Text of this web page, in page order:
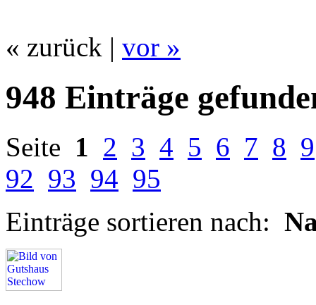
« zurück | vor »
948 Einträge
Seite 1 2 3 4 5 6 7 8 9
92 93 94 95
Einträge sortieren nach: